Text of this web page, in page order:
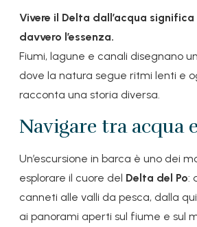
Vivere il Delta dall’acqua
davvero l’essenza.
Fiumi, lagune e canali disegnano
dove la natura segue ritmi lenti e
racconta una storia diversa.
Navigare tra acqua
Un’escursione in barca è uno dei
esplorare il cuore del Delta del Po:
canneti alle valli da pesca, dalla
ai panorami aperti sul fiume e sul